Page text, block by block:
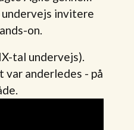
invitere
on.
tal undervejs).
var anderledes - på